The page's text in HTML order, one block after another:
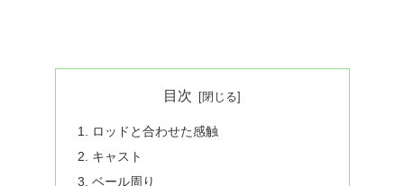
目次
ロッドと合わせた感触
キャスト
ベール周り